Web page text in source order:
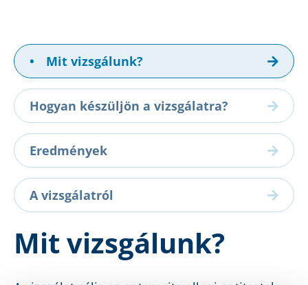
• Mit vizsgálunk?
Hogyan készüljön a vizsgálatra?
Eredmények
A vizsgálatról
Mit vizsgálunk?